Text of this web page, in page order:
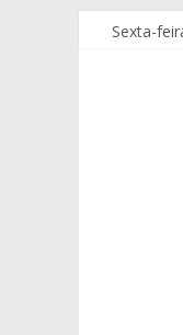
Sexta-